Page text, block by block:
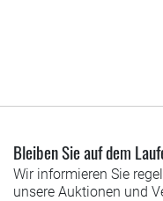
Bleiben Sie auf dem
Wir informieren Sie
unsere Auktionen und